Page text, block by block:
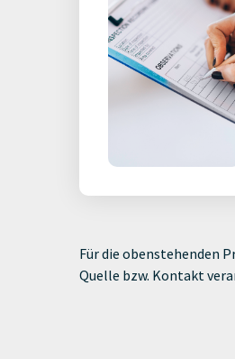
Für die obenstehenden
Quelle bzw. Kontakt